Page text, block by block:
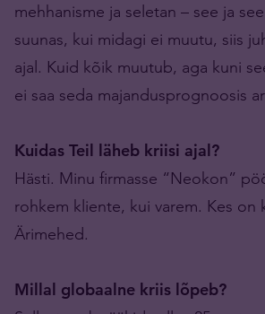
mehhanisme ja seletan – see ja
suunas, kui midagi ei muutu, siis
ajal. Kuid kõik muutub, aga kuni
ei saa seda majandusprognoosis
Kuidas Teil läheb kriisi ajal?
Hästi. Minu firmasse “Neokon”
rohkem kliente, kui varem. Kes on
Ärimehed.
Millal globaalne kriis lõpeb?